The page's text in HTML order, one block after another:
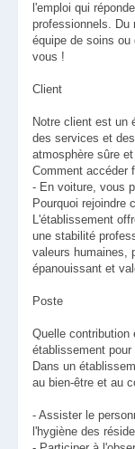
l'emploi qui
professionnels. Du
équipe de soins ou
vous !
Client
Notre client est un
des services et
atmosphère sûre
Comment accéder
- En voiture, vous
Pourquoi rejoindre
L'établissement
une stabilité
valeurs humaines,
épanouissant et
Poste
Quelle contribution
établissement
Dans un
au bien-être et au
- Assister le
l'hygiène des